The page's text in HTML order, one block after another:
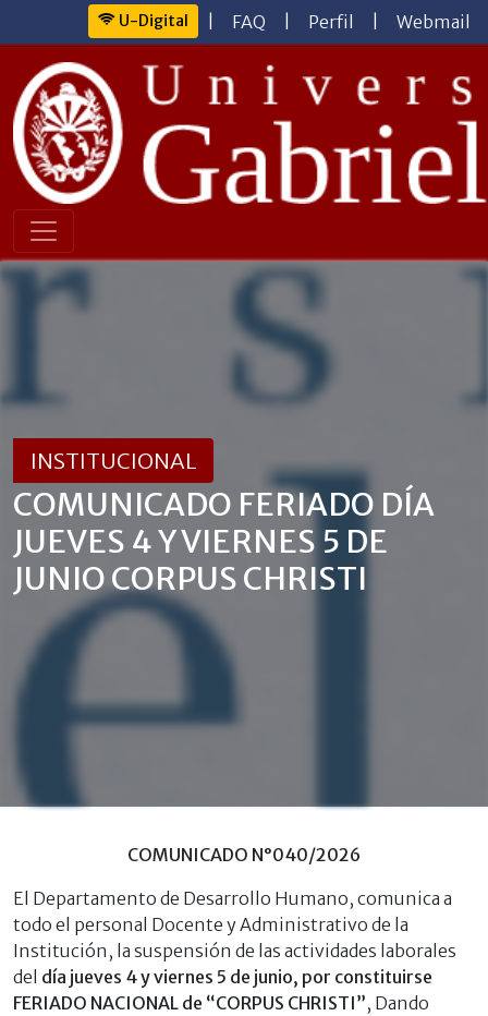
U-Digital FAQ Perfil Webmail
INSTITUCIONAL
COMUNICADO FERIADO DÍA
JUEVES 4 Y VIERNES 5 DE
JUNIO CORPUS CHRISTI
COMUNICADO N°040/2026
El Departamento de Desarrollo Humano, comunica a
todo el personal Docente y Administrativo de la
Institución, la suspensión de las actividades laborales
del día jueves 4 y viernes 5 de junio, por constituirse
FERIADO NACIONAL de “CORPUS CHRISTI”, Dando